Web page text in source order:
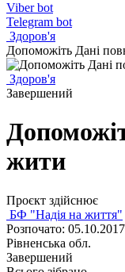
Viber bot
Telegram bot
Здоров'я
Допоможіть Дані
Здоров'я
Завершений
жити
Проєкт здійснює
БФ "Надія на життя"
Розпочато: 05.10.2017
Рівненська обл.
Завершений